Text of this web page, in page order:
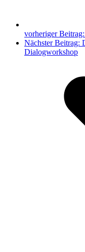
vorheriger Beitrag:
Nächster Beitrag:
Dialogworkshop